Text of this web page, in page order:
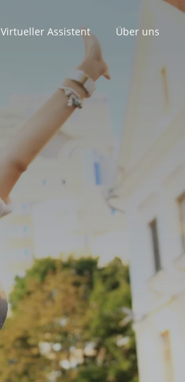
Virtueller Assistent Über uns